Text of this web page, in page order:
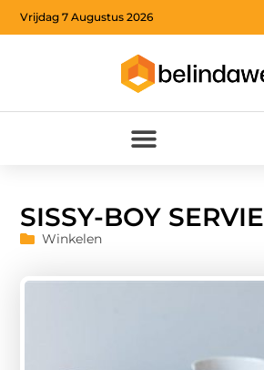
Vrijdag 7 Augustus 2026
SISSY-BOY
Winkelen